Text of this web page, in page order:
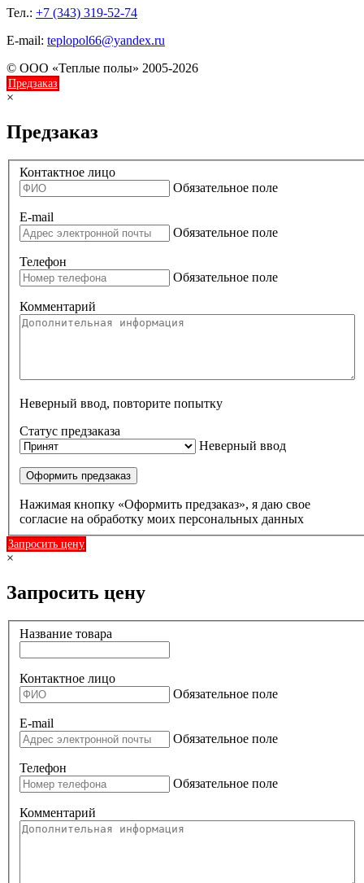
Тел.: +7 (343) 319-52-74
E-mail: teplopol66@yandex.ru
© ООО «Теплые полы» 2005-2026
Предзаказ
×
Предзаказ
Контактное лицо
Обязательное поле
E-mail
Обязательное поле
Телефон
Обязательное поле
Комментарий
Неверный ввод, повторите попытку
Статус предзаказа
Неверный ввод
Оформить предзаказ
Нажимая кнопку «Оформить предзаказ», я даю свое
согласие на обработку моих персональных данных
Запросить цену
×
Запросить цену
Название товара
Контактное лицо
Обязательное поле
E-mail
Обязательное поле
Телефон
Обязательное поле
Комментарий